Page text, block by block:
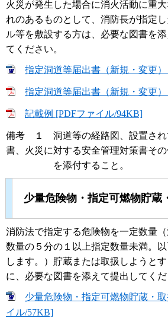
火災が発生した場合に消火活動に重
れのあるものとして、消防長が指定
ル等を敷設する方は、必要な図書を
てください。
指定洞道等届出書（新規・変更
指定洞道等届出書（新規・変更
記載例 [PDFファイル/94KB]
備考 １ 洞道等の経路図、設置され
書、火災に対する安全管理対策書そ
を添付すること。
少量危険物・指定可燃物貯蔵
消防法で指定する危険物を一定数量
数量の５分の１以上指定数量未満。
します。）貯蔵または取扱しようと
に、必要な図書を添えて提出してくだ
少量危険物・指定可燃物貯蔵・
イル/57KB]